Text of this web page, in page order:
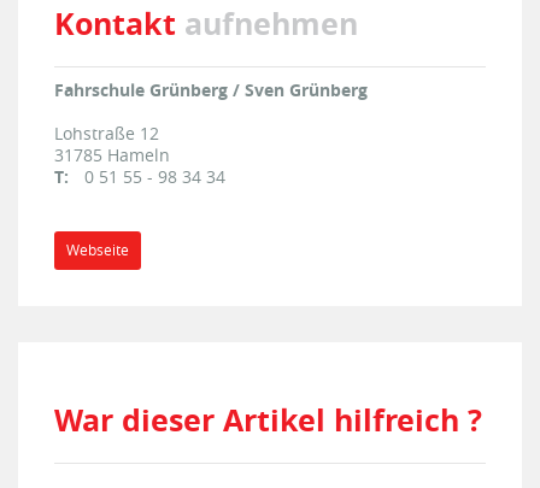
Kontakt aufnehmen
Fahrschule Grünberg / Sven Grünberg
Lohstraße 12
31785 Hameln
T:
0 51 55 - 98 34 34
Webseite
War dieser Artikel hilfreich ?